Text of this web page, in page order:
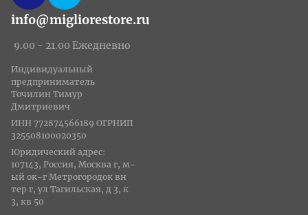
info@migliorestore.ru
9.00 - 21.00 Ежедневно
Индивидуальный
предприниматель
Точилин Тимур
Дмитриевич
ИНН 772874566189 ОГРНИП
325508100020350
Юридический адрес:
107143, Россия, Москва г, м-
ый ок-г Метрогородок вн
тер г, ул Тагильская, д 3, к
3, кв 50